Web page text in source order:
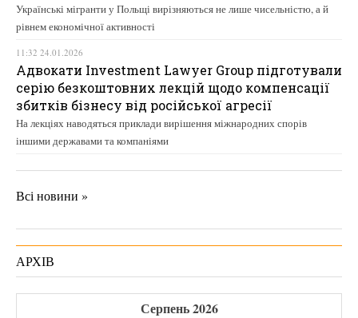
Українські мігранти у Польщі вирізняються не лише чисельністю, а й
рівнем економічної активності
11:32 24.01.2026
Адвокати Investment Lawyer Group підготували
серію безкоштовних лекцій щодо компенсації
збитків бізнесу від російської агресії
На лекціях наводяться приклади вирішення міжнародних спорів
іншими державами та компаніями
Всі новини »
АРХІВ
Серпень 2026